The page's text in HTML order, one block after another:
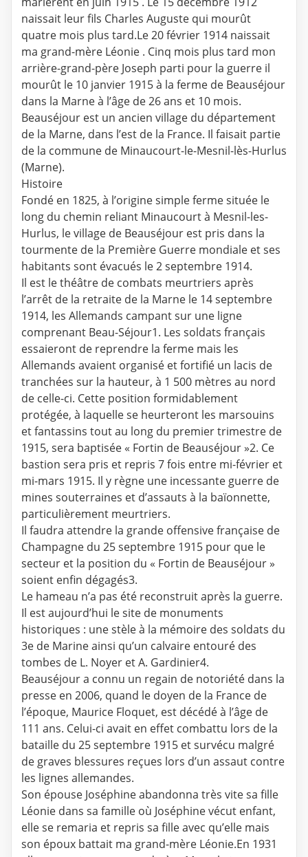
naissait leur fils Charles Auguste qui mourût
quatre mois plus tard.Le 20 février 1914 naissait
ma grand-mère Léonie . Cinq mois plus tard mon
arrière-grand-père Joseph parti pour la guerre il
mourût le 10 janvier 1915 à la ferme de Beauséjour
dans la Marne à l’âge de 26 ans et 10 mois.
Beauséjour est un ancien village du département
de la Marne, dans l’est de la France. Il faisait partie
de la commune de Minaucourt-le-Mesnil-lès-Hurlus
(Marne).
Histoire
Fondé en 1825, à l’origine simple ferme située le
long du chemin reliant Minaucourt à Mesnil-les-
Hurlus, le village de Beauséjour est pris dans la
tourmente de la Première Guerre mondiale et ses
habitants sont évacués le 2 septembre 1914.
Il est le théâtre de combats meurtriers après
l’arrêt de la retraite de la Marne le 14 septembre
1914, les Allemands campant sur une ligne
comprenant Beau-Séjour1. Les soldats français
essaieront de reprendre la ferme mais les
Allemands avaient organisé et fortifié un lacis de
tranchées sur la hauteur, à 1 500 mètres au nord
de celle-ci. Cette position formidablement
protégée, à laquelle se heurteront les marsouins
et fantassins tout au long du premier trimestre de
1915, sera baptisée « Fortin de Beauséjour »2. Ce
bastion sera pris et repris 7 fois entre mi-février et
mi-mars 1915. Il y règne une incessante guerre de
mines souterraines et d’assauts à la baïonnette,
particulièrement meurtriers.
Il faudra attendre la grande offensive française de
Champagne du 25 septembre 1915 pour que le
secteur et la position du « Fortin de Beauséjour »
soient enfin dégagés3.
Le hameau n’a pas été reconstruit après la guerre.
Il est aujourd’hui le site de monuments
historiques : une stèle à la mémoire des soldats du
3e de Marine ainsi qu’un calvaire entouré des
tombes de L. Noyer et A. Gardinier4.
Beauséjour a connu un regain de notoriété dans la
presse en 2006, quand le doyen de la France de
l’époque, Maurice Floquet, est décédé à l’âge de
111 ans. Celui-ci avait en effet combattu lors de la
bataille du 25 septembre 1915 et survécu malgré
de graves blessures reçues lors d’un assaut contre
les lignes allemandes.
Son épouse Joséphine abandonna très vite sa fille
Léonie dans sa famille où Joséphine vécut enfant,
elle se remaria et repris sa fille avec qu’elle mais
son époux battait ma grand-mère Léonie.En 1931